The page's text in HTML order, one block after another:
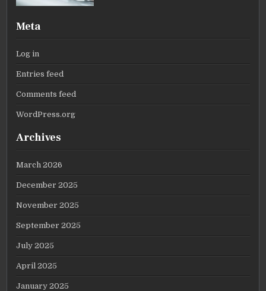
Meta
Log in
Entries feed
Comments feed
WordPress.org
Archives
March 2026
December 2025
November 2025
September 2025
July 2025
April 2025
January 2025